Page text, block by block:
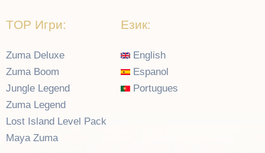
TOP Игри:
Zuma Deluxe
Zuma Boom
Jungle Legend
Zuma Legend
Lost Island Level Pack
Maya Zuma
Език:
English
Espanol
Portugues